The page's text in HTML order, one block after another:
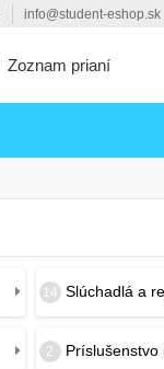
info@student-eshop.sk
Zoznam prianí
14 Slúchadlá a
2 Príslušenstvo